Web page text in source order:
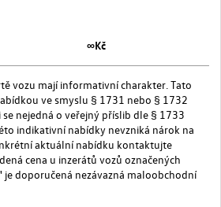
∞Kč
vozu mají informativní charakter. Tato
ve smyslu § 1731 nebo § 1732
nejedná o veřejný příslib dle § 1733
indikativní nabídky nevzniká nárok na
aktuální nabídku kontaktujte
cena u inzerátů vozů označených
doporučená nezávazná maloobchodní